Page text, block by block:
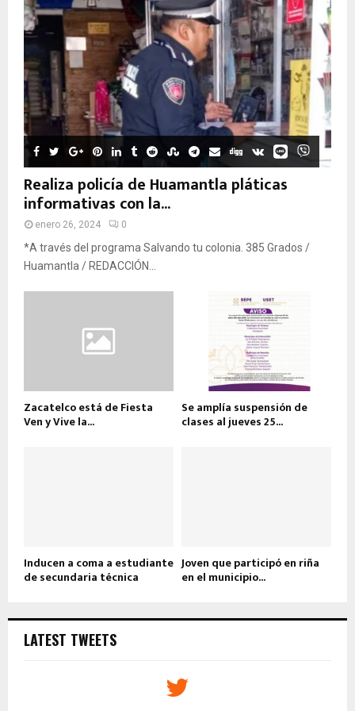
Realiza policía de Huamantla pláticas
informativas con la...
enero 26, 2024 0
*A través del programa Salvando tu colonia. 385 Grados /
Huamantla / REDACCIÓN...
Zacatelco está de Fiesta
Ven y Vive la...
Se amplía suspensión de
clases al jueves 25...
Inducen a coma a estudiante
de secundaria técnica
Joven que participó en riña
en el municipio...
LATEST TWEETS